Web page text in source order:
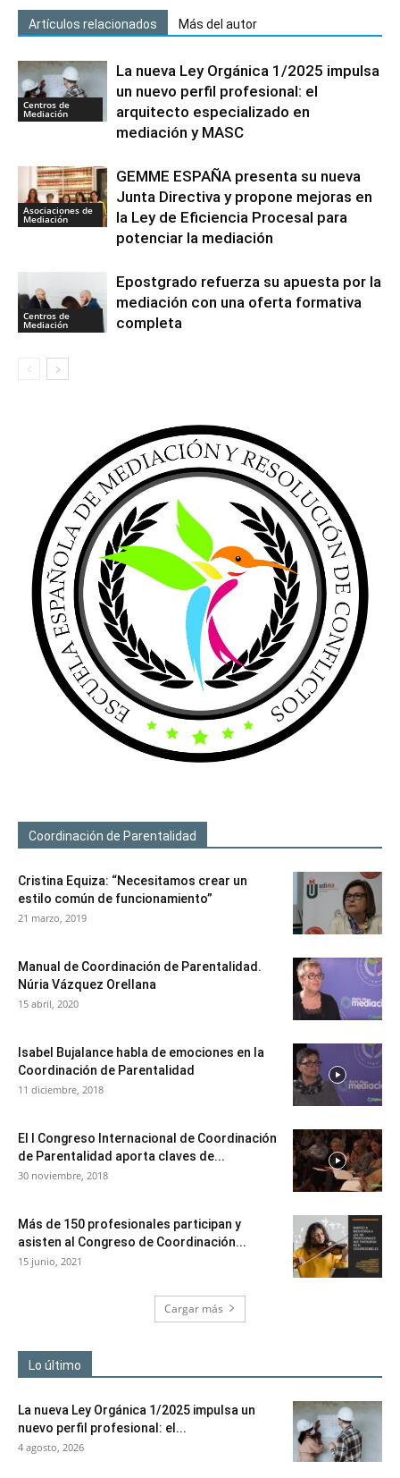
Artículos relacionados Más del autor
Centros de
Mediación
La nueva Ley Orgánica 1/2025 impulsa
un nuevo perfil profesional: el
arquitecto especializado en
mediación y MASC
Asociaciones de
Mediación
GEMME ESPAÑA presenta su nueva
Junta Directiva y propone mejoras en
la Ley de Eficiencia Procesal para
potenciar la mediación
Centros de
Mediación
Epostgrado refuerza su apuesta por la
mediación con una oferta formativa
completa
Coordinación de Parentalidad
Cristina Equiza: “Necesitamos crear un
estilo común de funcionamiento”
21 marzo, 2019
Manual de Coordinación de Parentalidad.
Núria Vázquez Orellana
15 abril, 2020
Isabel Bujalance habla de emociones en la
Coordinación de Parentalidad
11 diciembre, 2018
El I Congreso Internacional de Coordinación
de Parentalidad aporta claves de...
30 noviembre, 2018
Más de 150 profesionales participan y
asisten al Congreso de Coordinación...
15 junio, 2021
Cargar más
Lo último
La nueva Ley Orgánica 1/2025 impulsa un
nuevo perfil profesional: el...
4 agosto, 2026